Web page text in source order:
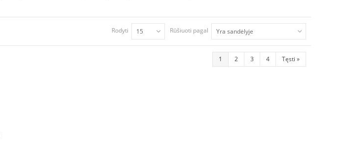
Rūšiuoti pagal Yra sandėlyje
Rodyti 15
1 2 3 4 Tęsti »